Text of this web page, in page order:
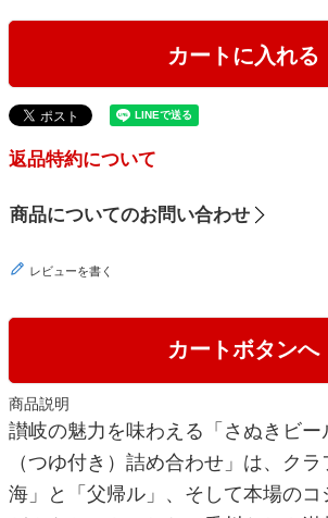
カートボタンへ
商品説明
讃岐の魅力を味わえる「さぬきビー
（つゆ付き）詰め合わせ」は、ク
海」と「父帰ル」、そして本場のコ
カートに入れる
返品特約について
商品についてのお問い合わせ
レビューを書く